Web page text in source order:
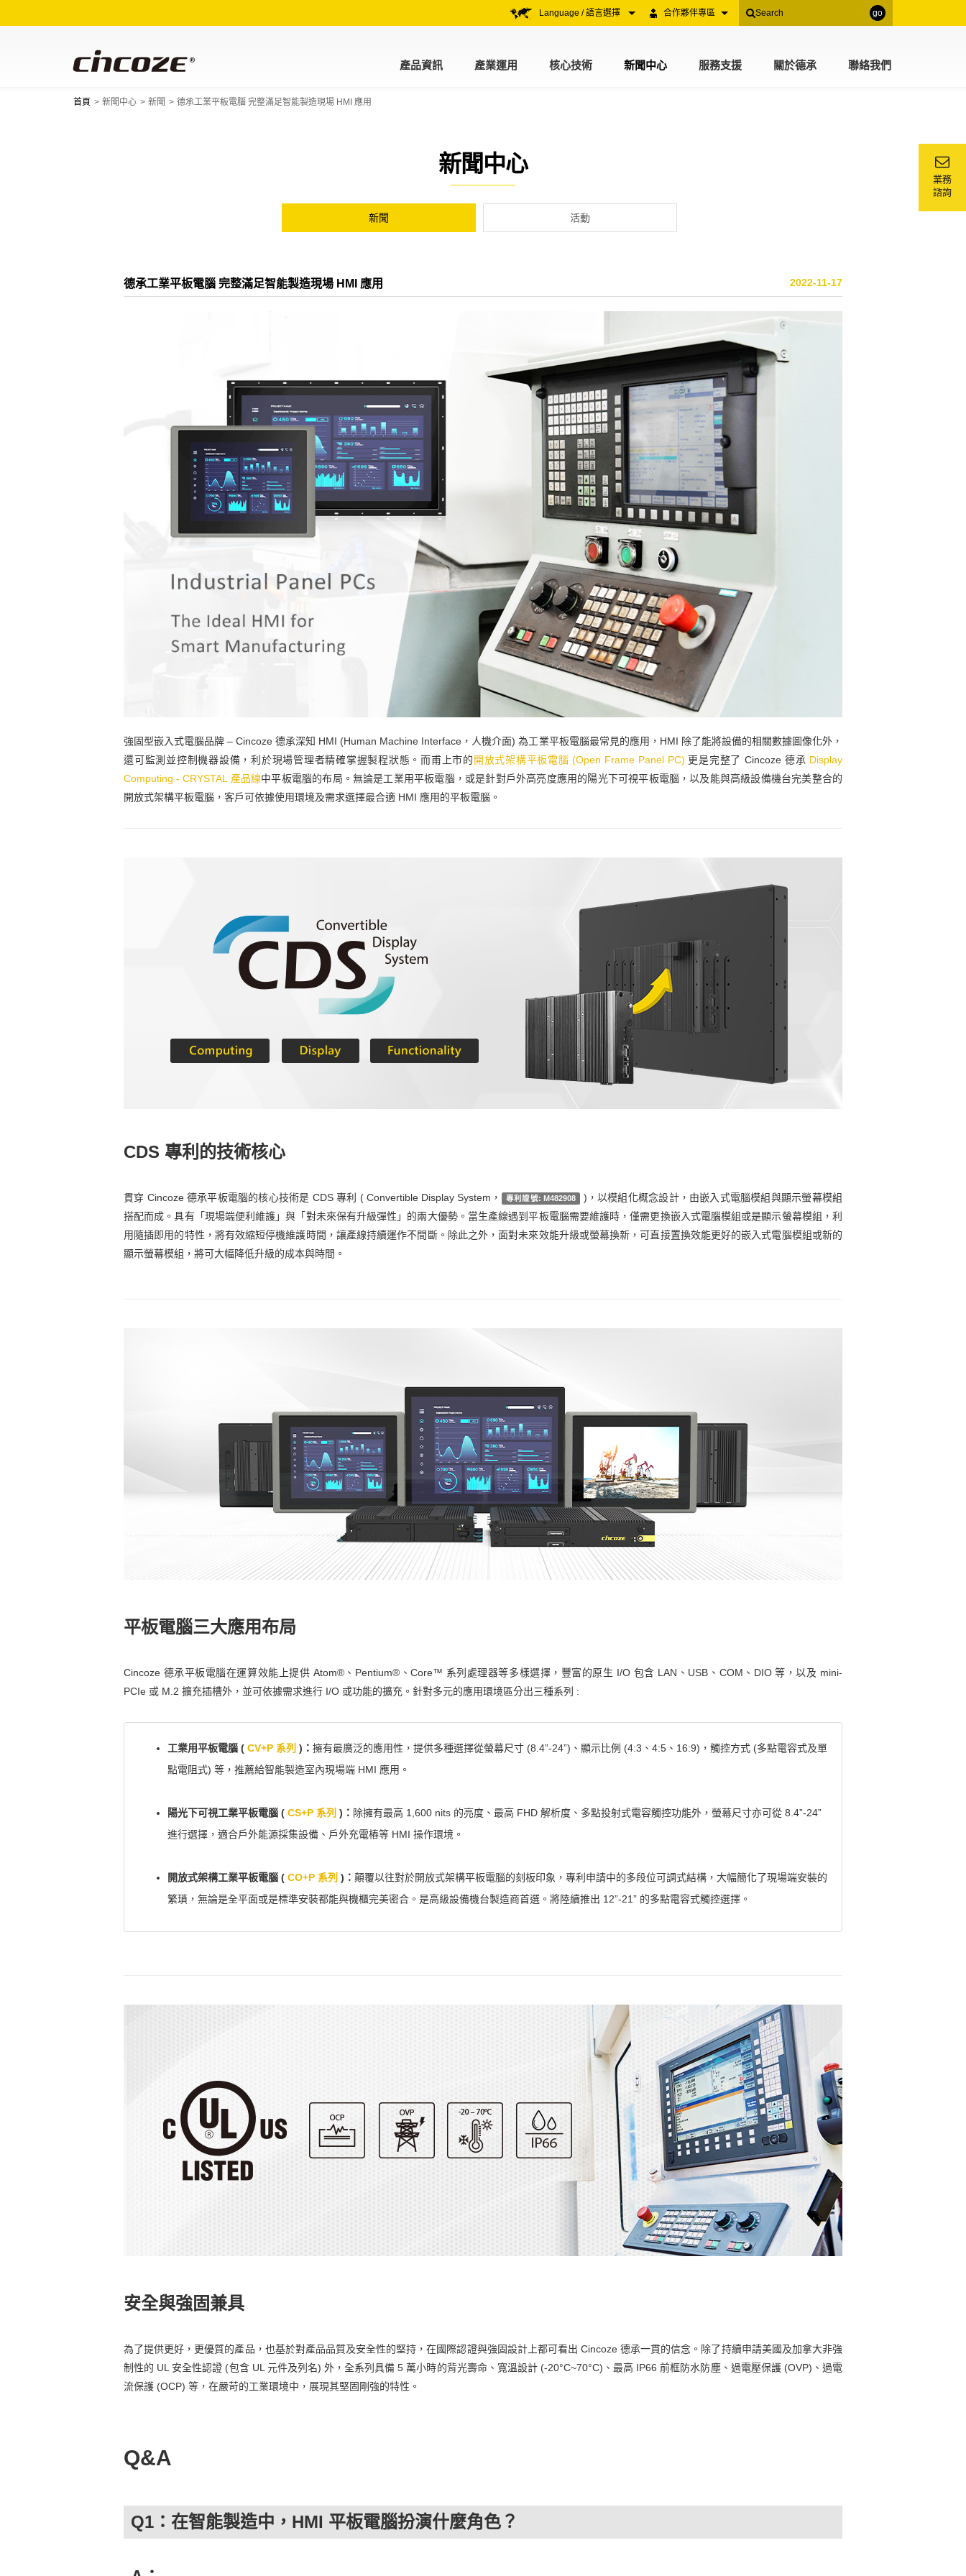
go
合作夥伴專區
Language / 語言選擇
產品資訊 產業運用 核心技術 新聞中心 服務支援 關於德承 聯絡我們
業務
諮詢
首頁 新聞中心 新聞 德承工業平板電腦 完整滿足智能製造現場 HMI 應用
新聞中心
新聞 活動
2022-11-17
德承工業平板電腦 完整滿足智能製造現場 HMI 應用
強固型嵌入式電腦品牌 – Cincoze 德承深知 HMI (Human Machine Interface，人機介面) 為工業平板電腦最常見的應用，HMI 除了能將設備的相關數據圖像化外，
還可監測並控制機器設備，利於現場管理者精確掌握製程狀態。而甫上市的 開放式架構平板電腦 (Open Frame Panel PC) 更是完整了 Cincoze 德承 Display
Computing - CRYSTAL 產品線中平板電腦的布局。無論是工業用平板電腦，或是針對戶外高亮度應用的陽光下可視平板電腦，以及能與高級設備機台完美整合的
開放式架構平板電腦，客戶可依據使用環境及需求選擇最合適 HMI 應用的平板電腦。
CDS 專利的技術核心
貫穿 Cincoze 德承平板電腦的核心技術是 CDS 專利 ( Convertible Display System， 專利證號: M482908
)，以模組化概念設計，由嵌入式電腦模組與顯示螢幕模組
搭配而成。具有「現場端便利維護」與「對未來保有升級彈性」的兩大優勢。當生產線遇到平板電腦需要維護時，僅需更換嵌入式電腦模組或是顯示螢幕模組，利
用隨插即用的特性，將有效縮短停機維護時間，讓產線持續運作不間斷。除此之外，面對未來效能升級或螢幕換新，可直接置換效能更好的嵌入式電腦模組或新的
顯示螢幕模組，將可大幅降低升級的成本與時間。
平板電腦三大應用布局
Cincoze 德承平板電腦在運算效能上提供 Atom®、Pentium®、Core™ 系列處理器等多樣選擇，豐富的原生 I/O 包含 LAN、USB、COM、DIO 等，以及 mini-
PCIe 或 M.2 擴充插槽外，並可依據需求進行 I/O 或功能的擴充。針對多元的應用環境區分出三種系列 :
工業用平板電腦 ( CV+P 系列 )： 擁有最廣泛的應用性，提供多種選擇從螢幕尺寸 (8.4”-24”)、顯示比例 (4:3、4:5、16:9)，觸控方式 (多點電容式及單
點電阻式) 等，推薦給智能製造室內現場端 HMI 應用。
陽光下可視工業平板電腦 ( CS+P 系列 )： 除擁有最高 1,600 nits 的亮度、最高 FHD 解析度、多點投射式電容觸控功能外，螢幕尺寸亦可從 8.4”-24”
進行選擇，適合戶外能源採集設備、戶外充電樁等 HMI 操作環境。
開放式架構工業平板電腦 ( CO+P 系列 )： 顛覆以往對於開放式架構平板電腦的刻板印象，專利申請中的多段位可調式結構，大幅簡化了現場端安裝的
繁瑣，無論是全平面或是標準安裝都能與機櫃完美密合。是高級設備機台製造商首選。將陸續推出 12”-21” 的多點電容式觸控選擇。
安全與強固兼具
為了提供更好，更優質的產品，也基於對產品品質及安全性的堅持，在國際認證與強固設計上都可看出 Cincoze 德承一貫的信念。除了持續申請美國及加拿大非強
制性的 UL 安全性認證 (包含 UL 元件及列名) 外，全系列具備 5 萬小時的背光壽命、寬溫設計 (-20°C~70°C)、最高 IP66 前框防水防塵、過電壓保護 (OVP)、過電
流保護 (OCP) 等，在嚴苛的工業環境中，展現其堅固剛強的特性。
Q&A
Q1：在智能製造中，HMI 平板電腦扮演什麼角色？